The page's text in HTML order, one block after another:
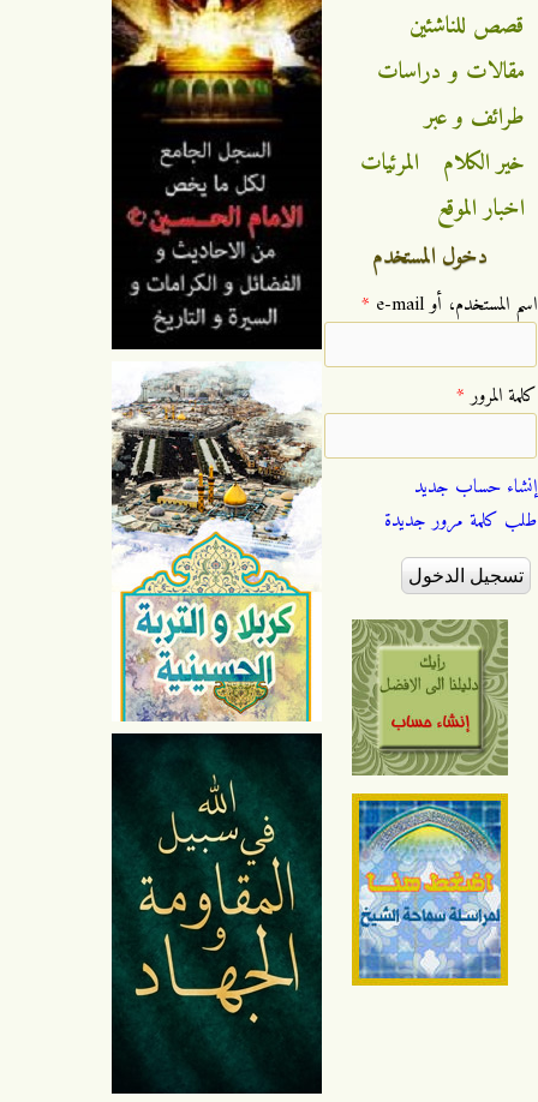
قصص للناشئين
مقالات و دراسات
طرائف و عبر
خير الكلام
المرئيات
اخبار الموقع
دخول المستخدم
‏اسم المستخدم، أو e-mail ‏ *
‏كلمة المرور ‏*
إنشاء حساب جديد
طلب كلمة مرور جديدة